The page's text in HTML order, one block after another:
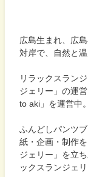
広島生まれ、広
対岸で、自然と
リラックスラン
ジェリー」の運
to aki」を運営中。
ふんどしパンツ
紙・企画・制作
ジェリー」を立
ックスランジェ